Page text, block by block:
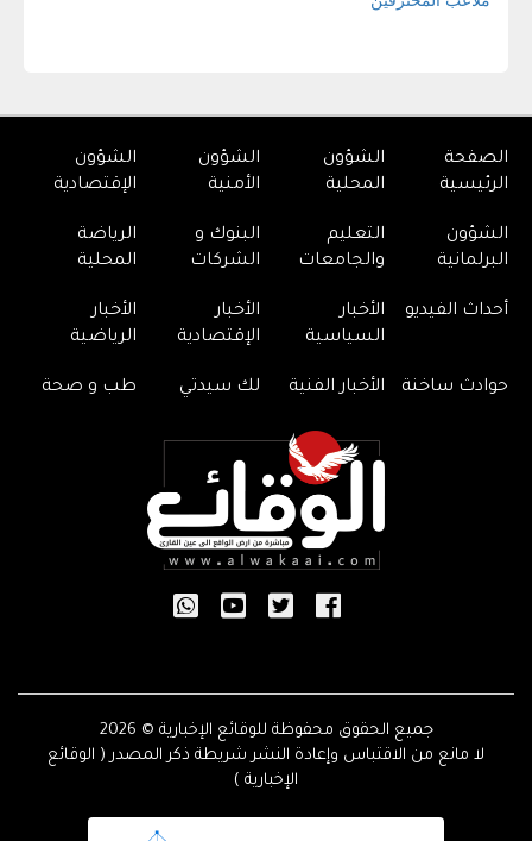
الصفحة
الرئيسية
الشؤون
المحلية
الشؤون
الأمنية
الشؤون
الإقتصادية
الشؤون
البرلمانية
التعليم
والجامعات
البنوك و
الشركات
الرياضة
المحلية
أحداث الفيديو
الأخبار
السياسية
الأخبار
الإقتصادية
الأخبار
الرياضية
حوادث ساخنة الأخبار الفنية لك سيدتي طب و صحة
جميع الحقوق محفوظة للوقائع الإخبارية © 2026
لا مانع من الاقتباس وإعادة النشر شريطة ذكر المصدر ( الوقائع
الإخبارية )